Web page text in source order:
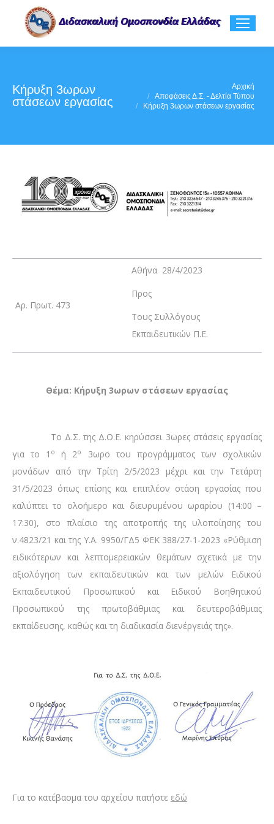
Κήρυξη 3ωρων
στάσεων εργασίας
Αρχική
Αποφάσεις Δ.Σ. - Δελτία Τύπου
Κήρυξη 3ωρων στάσεων εργασίας
Αρ. Πρωτ. 473
Αθήνα 28/4/2023
Προς
Τους Συλλόγους
Εκπαιδευτικών Π.Ε.
Θέμα: Κήρυξη 3ωρων στάσεων εργασίας
Το Δ.Σ. της Δ.Ο.Ε. κηρύσσει 3ωρες στάσεις εργασίας
για το 1 ο ή 2ο
3ωρο του προγράμματος των σχολικών
μονάδων από την Τρίτη 2/5/2023 μέχρι και την Τετάρτη
31/5/2023 όπως επίσης και επιπλέον στάση εργασίας που
καλύπτει το ολοήμερο και διευρυμένου ωραρίου (14:00 –
17:30), στο πλαίσιο της αποτροπής της υλοποίησης του
ν.4823/21 και της Υ.Α. 9950/ΓΔ5 ΦΕΚ 388/27-1-2023 «Ρύθμιση
ειδικότερων και λεπτομερειακών θεμάτων σχετικά με την
αξιολόγηση των εκπαιδευτικών και των μελών Ειδικού
Εκπαιδευτικού Προσωπικού και Ειδικού Βοηθητικού
Προσωπικού της πρωτοβάθμιας και δευτεροβάθμιας
εκπαίδευσης, καθώς και τη διαδικασία διενέργειάς της».
Για το κατέβασμα του αρχείου πατήστε εδώ